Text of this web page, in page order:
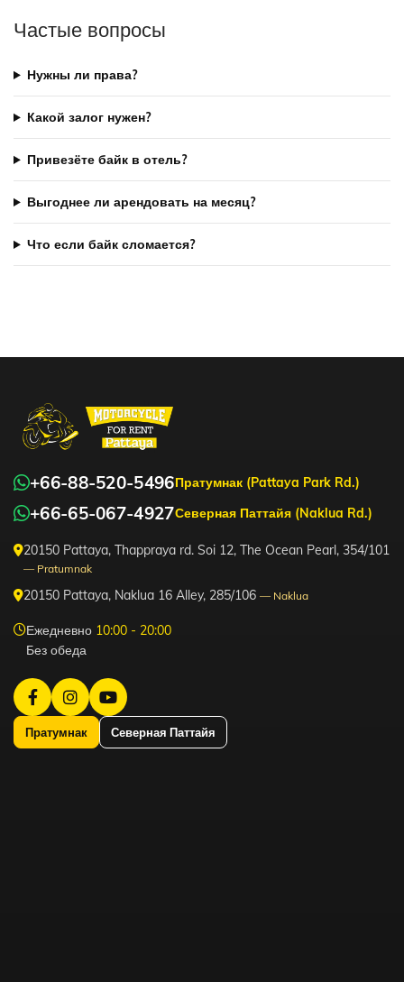
Частые вопросы
Нужны ли права?
Какой залог нужен?
Привезёте байк в отель?
Выгоднее ли арендовать на месяц?
Что если байк сломается?
+66-88-520-5496Пратумнак (Pattaya Park Rd.)
+66-65-067-4927Северная Паттайя (Naklua Rd.)
20150 Pattaya, Thappraya rd. Soi 12, The Ocean Pearl, 354/101
— Pratumnak
20150 Pattaya, Naklua 16 Alley, 285/106 — Naklua
Ежедневно 10:00 - 20:00
Без обеда
Пратумнак Северная Паттайя